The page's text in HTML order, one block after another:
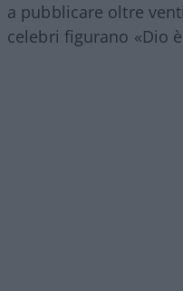
a pubblicare oltre
celebri figurano «Dio